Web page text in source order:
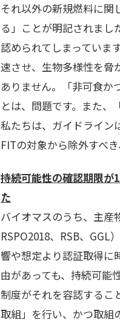
それ以外の新規燃料に関
る」ことが明記されまし
認められてしまっていま
速させ、生物多様性を脅
ありません。「非可食か
とは、問題です。また、
私たちは、ガイドライン
FITの対象から除外すべき
持続可能性の確認期限が
た 農産
バイオマスのうち、主産
RSPO2018、RSB、
響や想定より認証取得に
由があっても、持続可能
制度がそれを容認するこ
取組」を行い、かつ取組